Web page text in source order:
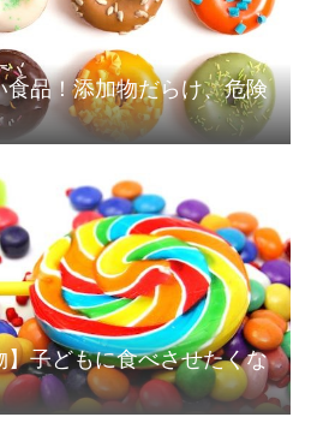
食品！添加物だらけ、危険
】子どもに食べさせたくな